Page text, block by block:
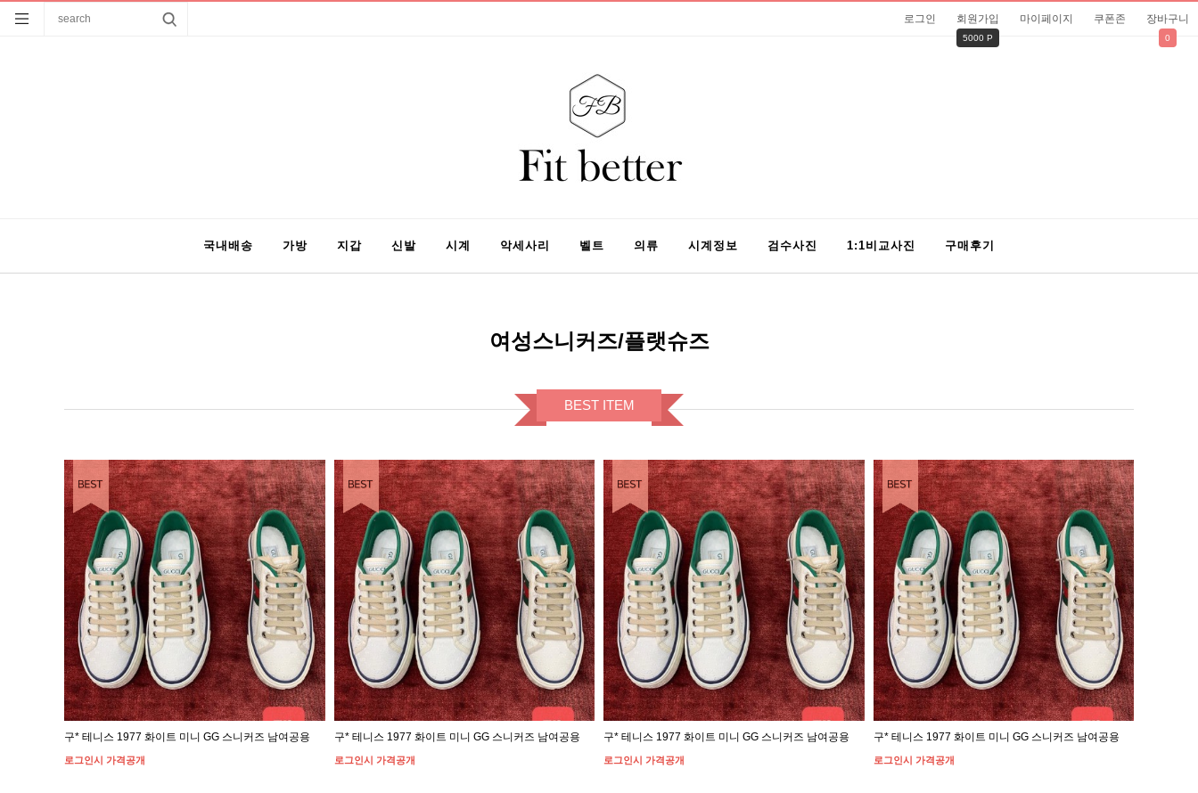
로그인 회원가입
5000 P
마이페이지 쿠폰존 장바구니
0
국내배송 가방 지갑 신발 시계 악세사리 벨트 의류 시계정보 검수사진 1:1비교사진 구매후기
여성스니커즈/플랫슈즈
BEST ITEM
구* 테니스 1977 화이트 미니 GG 스니커즈 남여공용
로그인시 가격공개
구* 테니스 1977 화이트 미니 GG 스니커즈 남여공용
로그인시 가격공개
구* 테니스 1977 화이트 미니 GG 스니커즈 남여공용
로그인시 가격공개
구* 테니스 1977 화이트 미니 GG 스니커즈 남여공용
로그인시 가격공개
BEST ITEM